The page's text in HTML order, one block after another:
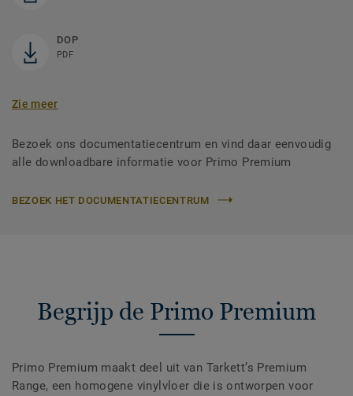
DOP
PDF
Zie meer
Bezoek ons documentatiecentrum en vind daar eenvoudig
alle downloadbare informatie voor Primo Premium
BEZOEK HET DOCUMENTATIECENTRUM
Begrijp de Primo Premium
Primo Premium maakt deel uit van Tarkett’s Premium
Range, een homogene vinylvloer die is ontworpen voor